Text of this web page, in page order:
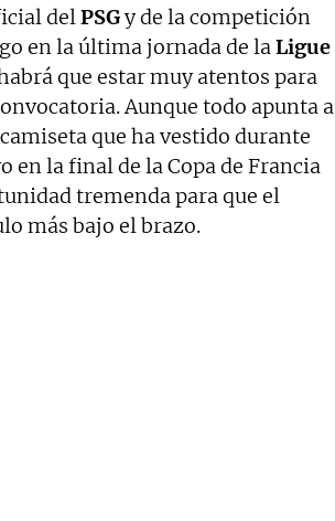
delPSGy de la competición
en la última jornada de laLigue
que estar muy atentos para
Aunque todo apunta a
que ha vestido durante
en la final de la Copa de Francia
tremenda para que el
más bajo el brazo.